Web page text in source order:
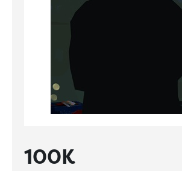
100K